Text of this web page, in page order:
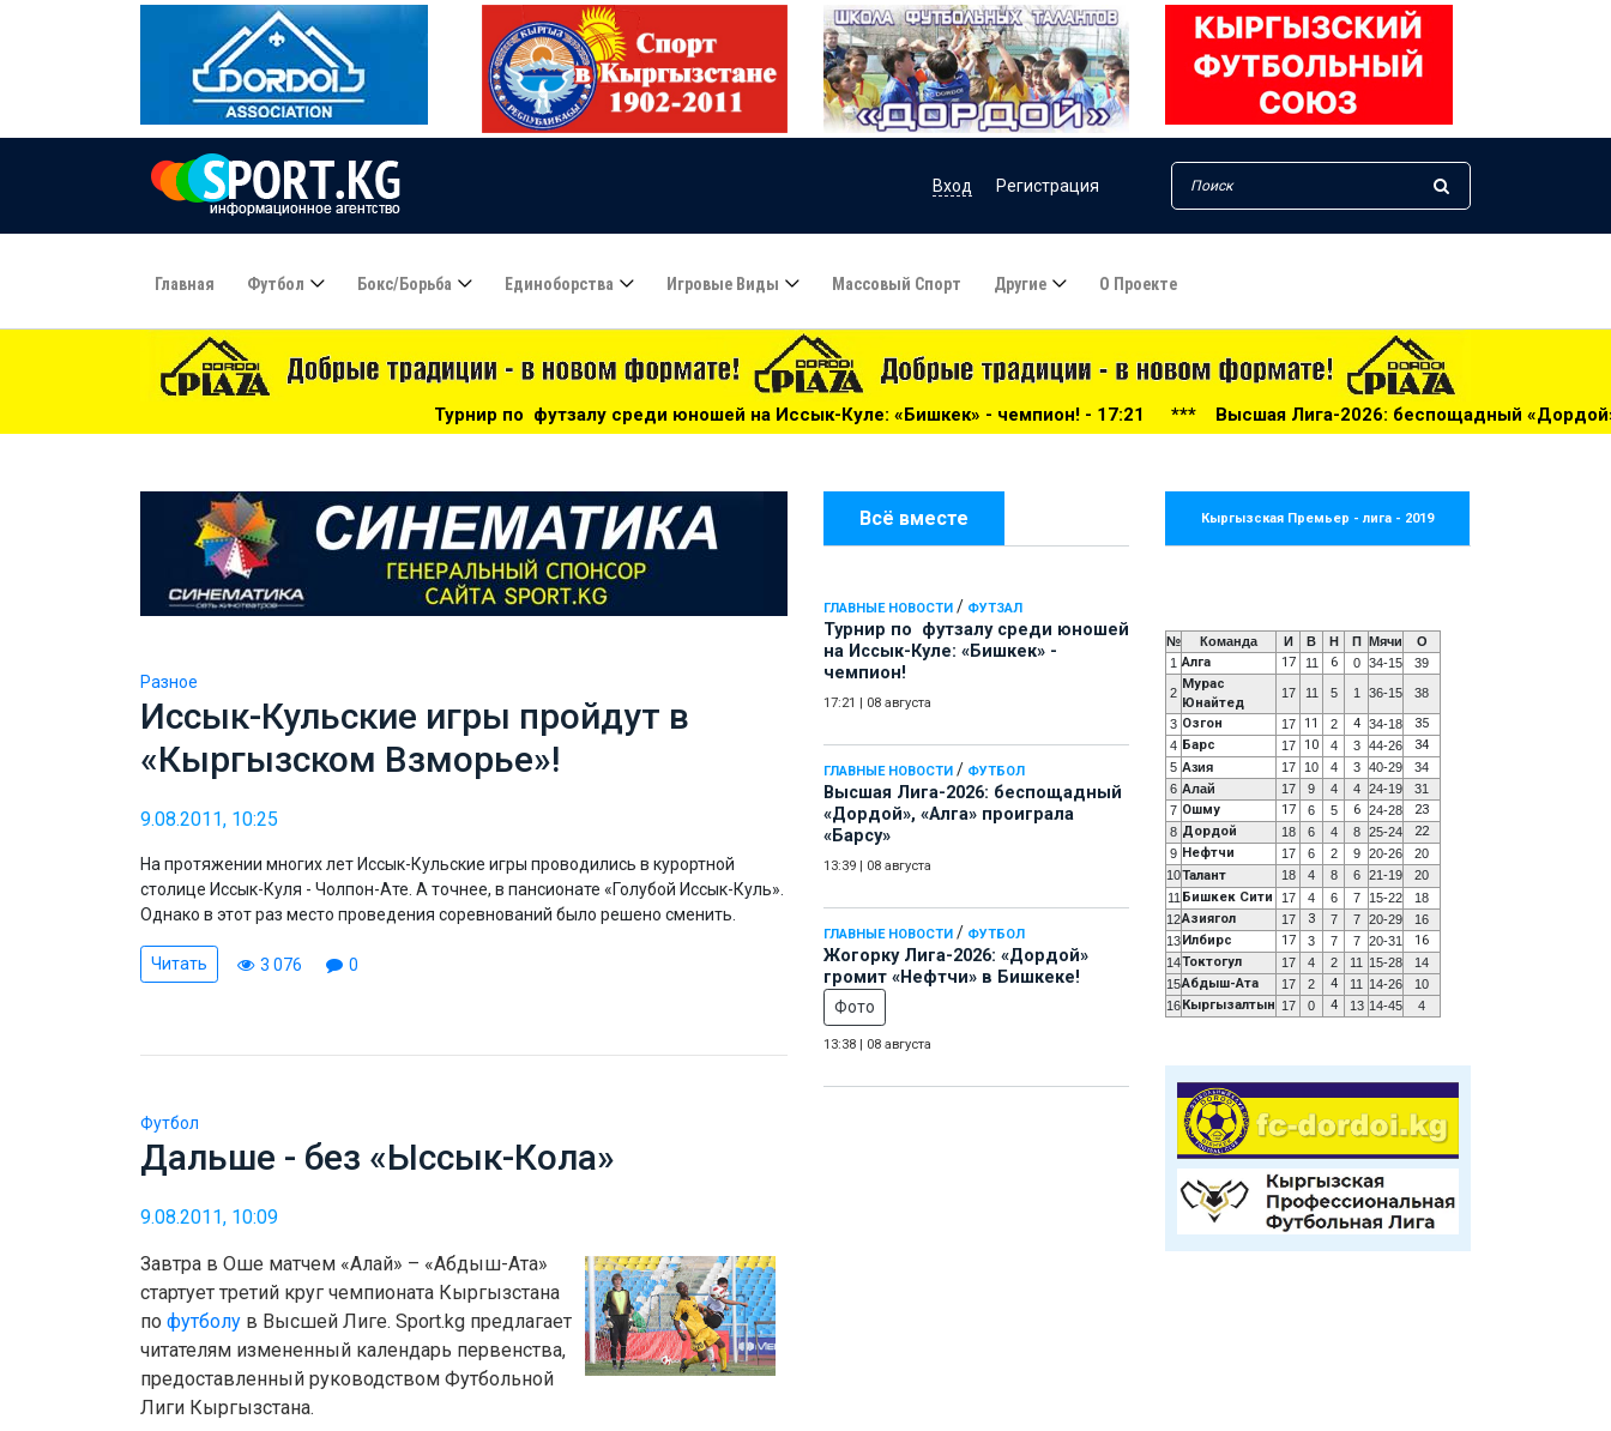
Вход Регистрация
Главная Футбол Бокс/борьба Единоборства Игровые Виды Массовый Спорт Другие О Проекте
Турнир по футзалу среди юношей на Иссык-Куле: «Бишкек» - чемпион! - 17:21 ***Высшая Лига-2026: беспощадный «Дордой», «Алга» проиграла
Всё вместе
ГЛАВНЫЕ НОВОСТИ / ФУТЗАЛ
Турнир по футзалу среди юношей
на Иссык-Куле: «Бишкек» -
чемпион!
17:21 08 августа
ГЛАВНЫЕ НОВОСТИ / ФУТБОЛ
Высшая Лига-2026: беспощадный
«Дордой», «Алга» проиграла
«Барсу»
13:39 08 августа
ГЛАВНЫЕ НОВОСТИ / ФУТБОЛ
Жогорку Лига-2026: «Дордой»
громит «Нефтчи» в Бишкеке!
Фото
13:38 08 августа
Разное
Иссык-Кульские игры пройдут в
«Кыргызском Взморье»!
9.08.2011, 10:25
На протяжении многих лет Иссык-Кульские игры проводились в курортной
столице Иссык-Куля - Чолпон-Ате. А точнее, в пансионате «Голубой Иссык-Куль».
Однако в этот раз место проведения соревнований было решено сменить.
Читать 3 076 0
Футбол
Дальше - без «Ыссык-Кола»
9.08.2011, 10:09
Завтра в Оше матчем «Алай» – «Абдыш-Ата»
стартует третий круг чемпионата Кыргызстана
по футболу в Высшей Лиге. Sport.kg предлагает
читателям измененный календарь первенства,
предоставленный руководством Футбольной
Лиги Кыргызстана.
Кыргызская Премьер - лига - 2019
№ Команда И В Н П Мячи
О
1 Алга 17 11 6 0 34-15 39
2
Мурас
Юнайтед
17 11 5 1 36-15 38
3 Озгон 17 11 2 4 34-18 35
4 Барс 17 10 4 3 44-26 34
5 Азия 17 10 4 3 40-29
34
6 Алай 17 9 4 4 24-19
31
7 Ошму 17 6 5 6 24-28 23
8 Дордой 18 6 4 8 25-24 22
9 Нефтчи 17 6 2 9 20-26
20
10Талант 18 4 8 6 21-19
20
11 Бишкек Сити 17 4 6 7 15-22
18
12Азиягол 17 3 7 7 20-29
16
13 Илбирс 17 3 7 7 20-31 16
14Токтогул 17 4 2 11 15-28
14
15Абдыш-Ата 17 2 4 11 14-26
10
16 Кыргызалтын 17 0 4 13 14-45 4